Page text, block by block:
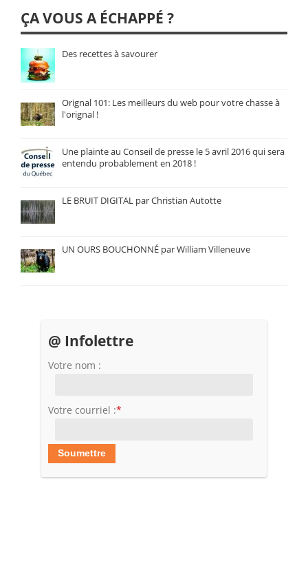
ÇA VOUS A ÉCHAPPÉ ?
Des recettes à savourer
Orignal 101: Les meilleurs du web pour votre chasse à
l'orignal !
Une plainte au Conseil de presse le 5 avril 2016 qui sera
entendu probablement en 2018 !
LE BRUIT DIGITAL par Christian Autotte
UN OURS BOUCHONNÉ par William Villeneuve
@ Infolettre
Votre nom :
Votre courriel :*